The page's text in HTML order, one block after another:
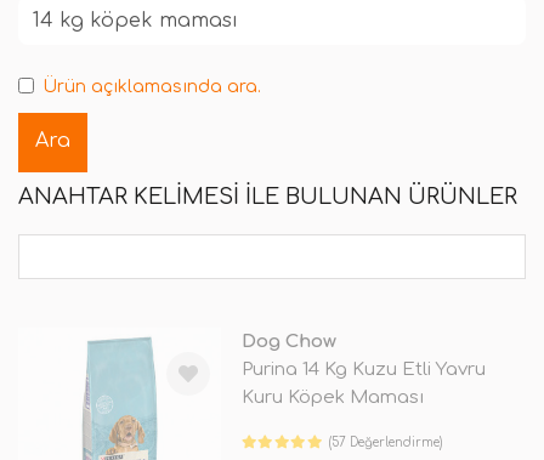
Ürün açıklamasında ara.
ANAHTAR KELIMESI ILE BULUNAN ÜRÜNLER
Dog Chow
Purina 14 Kg Kuzu Etli Yavru
Kuru Köpek Maması
(57 Değerlendirme)